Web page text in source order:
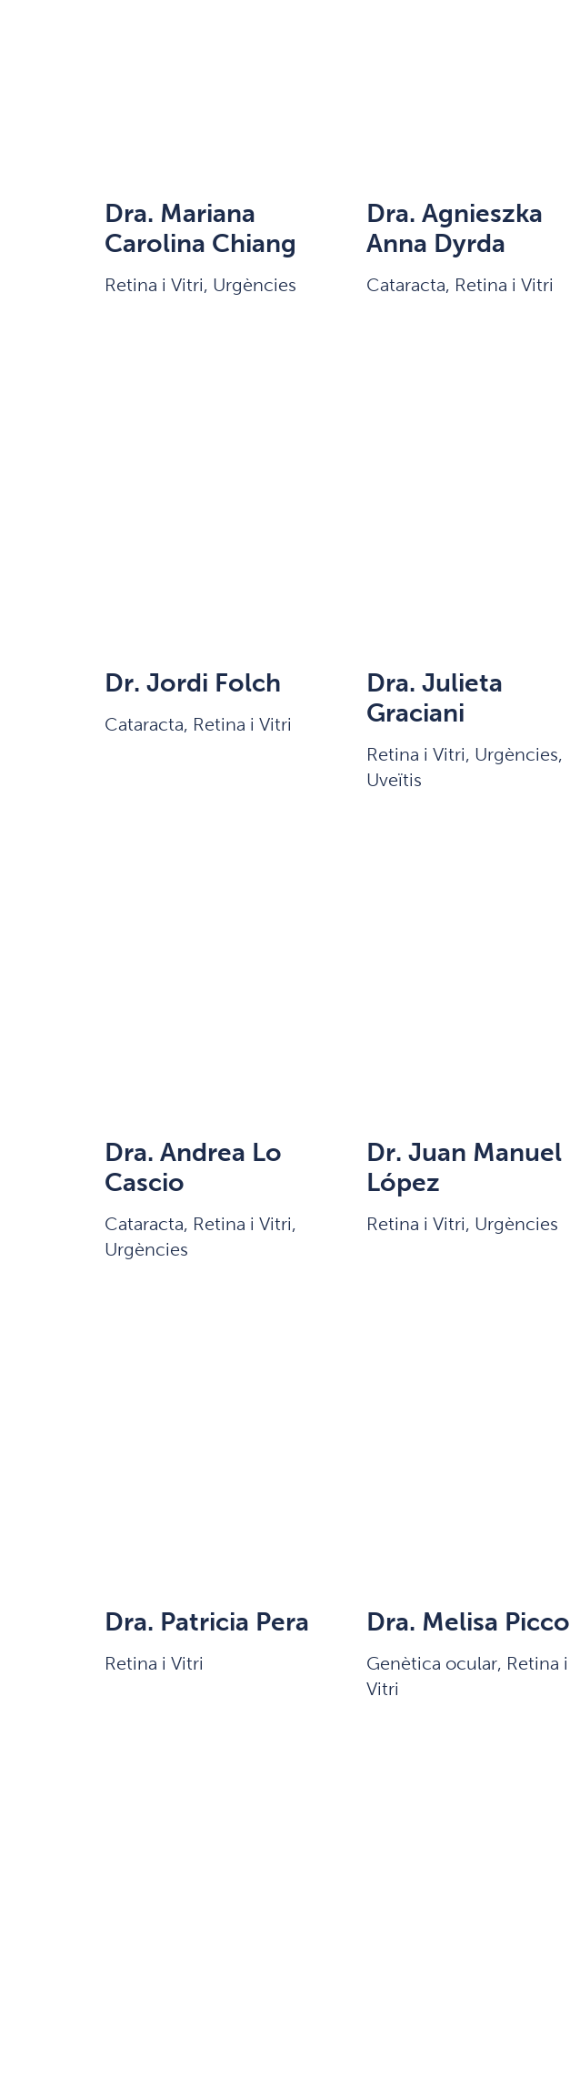
Dra. Mariana
Carolina Chiang
Retina i Vitri, Urgències
Dra. Agnieszka
Anna Dyrda
Cataracta, Retina i Vitri
Dr. Jordi Folch
Cataracta, Retina i Vitri
Dra. Julieta
Graciani
Retina i Vitri, Urgències,
Uveïtis
Dra. Andrea Lo
Cascio
Cataracta, Retina i Vitri,
Urgències
Dr. Juan Manuel
López
Retina i Vitri, Urgències
Dra. Patricia Pera
Retina i Vitri
Dra. Melisa Picco
Genètica ocular, Retina i
Vitri